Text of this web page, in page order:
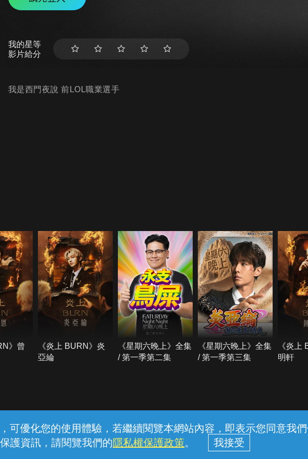
可優化您的使用體驗，若繼續閱覽本網站內容，即表示您同意我
護資訊，請閱覽我們的隱私權保護政策。
我的星等
影片給分
我是西門夜說 前LOL職業選手
》曾
《炎上 BURN》炎
亞綸
《星期六晚上》全集
/ 第一季第二集
《星期六晚上》全集
/ 第一季第三集
《炎上
明軒
線上客服 服務條款 隱私權保護
中華電信股份有限公司個人家庭分公司 (統一編號：96979949) © 2026